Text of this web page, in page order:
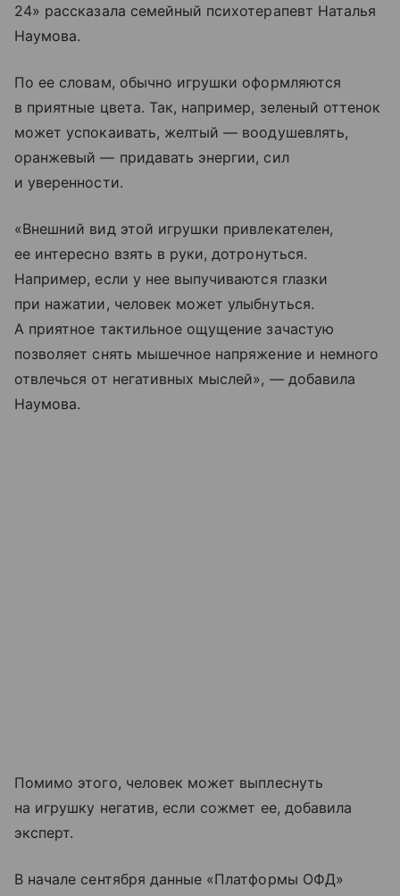
24» рассказала семейный психотерапевт Наталья
Наумова.
По ее словам, обычно игрушки оформляются
в приятные цвета. Так, например, зеленый оттенок
может успокаивать, желтый — воодушевлять,
оранжевый — придавать энергии, сил
и уверенности.
«Внешний вид этой игрушки привлекателен,
ее интересно взять в руки, дотронуться.
Например, если у нее выпучиваются глазки
при нажатии, человек может улыбнуться.
А приятное тактильное ощущение зачастую
позволяет снять мышечное напряжение и немного
отвлечься от негативных мыслей», — добавила
Наумова.
Помимо этого, человек может выплеснуть
на игрушку негатив, если сожмет ее, добавила
эксперт.
В начале сентября данные «Платформы ОФД»